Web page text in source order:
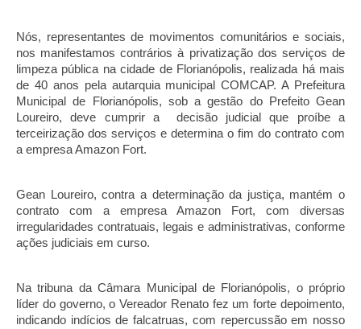
Nós, representantes de movimentos comunitários e sociais,
nos manifestamos contrários à privatização dos serviços de
limpeza pública na cidade de Florianópolis, realizada há mais
de 40 anos pela autarquia municipal COMCAP. A Prefeitura
Municipal de Florianópolis, sob a gestão do Prefeito Gean
Loureiro, deve cumprir a  decisão judicial que proíbe a
terceirização dos serviços e determina o fim do contrato com
a empresa Amazon Fort.
Gean Loureiro, contra a determinação da justiça, mantém o
contrato com a empresa Amazon Fort, com diversas
irregularidades contratuais, legais e administrativas, conforme
ações judiciais em curso.
Na tribuna da Câmara Municipal de Florianópolis, o próprio
líder do governo, o Vereador Renato fez um forte depoimento,
indicando indícios de falcatruas, com repercussão em nosso